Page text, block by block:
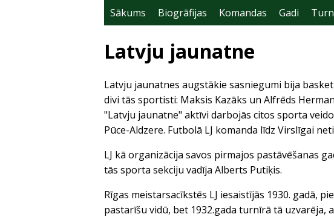
Sākums Biogrāfijas Komandas Gadi
Latvju jaunatne
Latvju jaunatnes augstākie sasniegumi bija
divi tās sportisti: Maksis Kazāks un Alfrēds
"Latvju jaunatne" aktīvi darbojās citos sporta
Pūce-Aldzere. Futbolā LJ komanda līdz Virslīgai
LJ kā organizācija savos pirmajos pastāvēšanas
tās sporta sekciju vadīja Alberts Putiķis.
Rīgas meistarsacīkstēs LJ iesaistījās 1930. gadā,
pastarīšu vidū, bet 1932.gada turnīrā tā uzvarēja,